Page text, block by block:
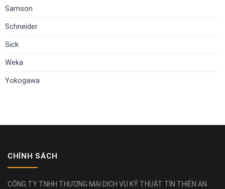
Samson
Schneider
Sick
Weka
Yokogawa
CHÍNH SÁCH
CÔNG TY TNHH THƯƠNG MẠI DỊCH VỤ KỸ THUẬT TÍN THIÊN AN